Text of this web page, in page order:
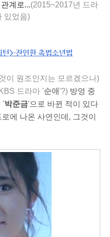
계로...(2015~2017년 드라
있었음)
턴>-잔인한 촉법소년법
이 원조인지는 모르겠으나)
드라마 '순애 '?) 방영 중
'박준금'으로 바뀐 적이 있다
에 나온 사연인데, 그것이